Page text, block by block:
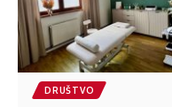
DRUŠTVO